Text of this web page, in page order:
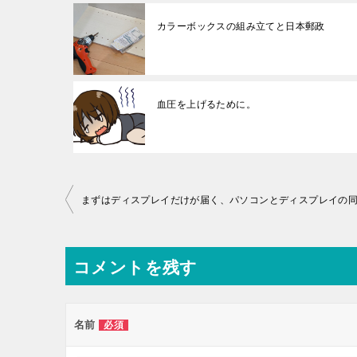
カラーボックスの組み立てと日本郵政
血圧を上げるために。
投
ナ
ビ
ー
まずはディスプレイだけが届く、パソコンとディスプレイの同
コメントを残す
名前 必須